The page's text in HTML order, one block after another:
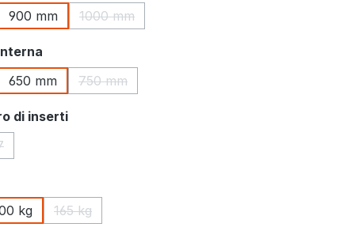
opzione non è al momento disponibile.)
900 mm 1000 mm
(Questa opzione non è al momento
opzione non è al momento disponibile.)
650 mm 750 mm
(Questa opzione non è al momento disponibile.)
di inserti
non è al momento disponibile.)
opzione non è al momento disponibile.)
non è al momento disponibile.)
kg 165 kg
(Questa opzione non è al momento disponibile.)